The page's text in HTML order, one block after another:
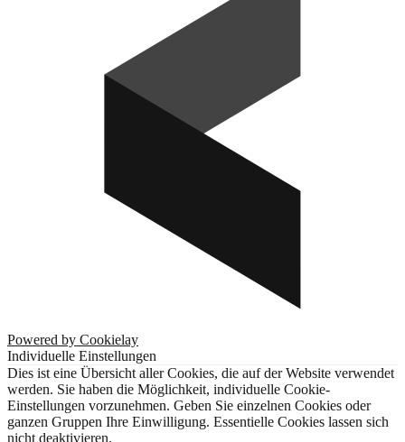
Powered by Cookielay
Individuelle Einstellungen
Dies ist eine Übersicht aller Cookies, die auf der Website verwendet
werden. Sie haben die Möglichkeit, individuelle Cookie-
Einstellungen vorzunehmen. Geben Sie einzelnen Cookies oder
ganzen Gruppen Ihre Einwilligung. Essentielle Cookies lassen sich
nicht deaktivieren.